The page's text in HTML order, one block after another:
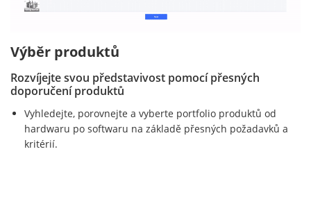
Výběr produktů
Rozvíjejte svou představivost pomocí přesných
doporučení produktů
Vyhledejte, porovnejte a vyberte portfolio produktů od
hardwaru po softwaru na základě přesných požadavků a
kritérií.